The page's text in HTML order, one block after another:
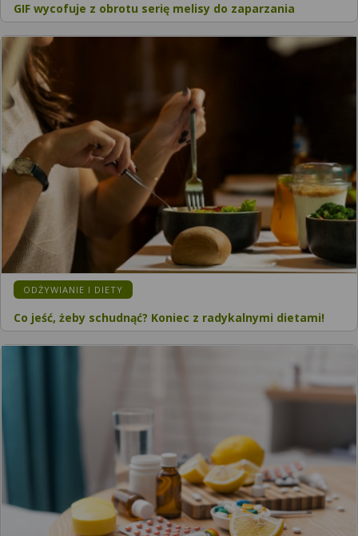
GIF wycofuje z obrotu serię melisy do zaparzania
ODŻYWIANIE I DIETY
Co jeść, żeby schudnąć? Koniec z radykalnymi dietami!